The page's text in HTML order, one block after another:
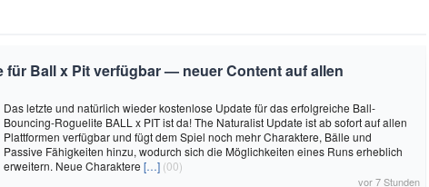
für Ball x Pit verfügbar — neuer Content auf allen
Das letzte und natürlich wieder kostenlose Update für das erfolgreiche Ball-
Bouncing-Roguelite BALL x PIT ist da! The Naturalist Update ist ab sofort auf allen
Plattformen verfügbar und fügt dem Spiel noch mehr Charaktere, Bälle und
Passive Fähigkeiten hinzu, wodurch sich die Möglichkeiten eines Runs erheblich
erweitern. Neue Charaktere […] (00)
vor 7 Stunden